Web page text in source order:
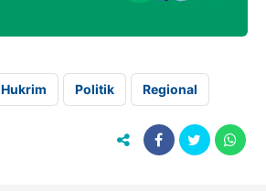
Hukrim Politik Regional